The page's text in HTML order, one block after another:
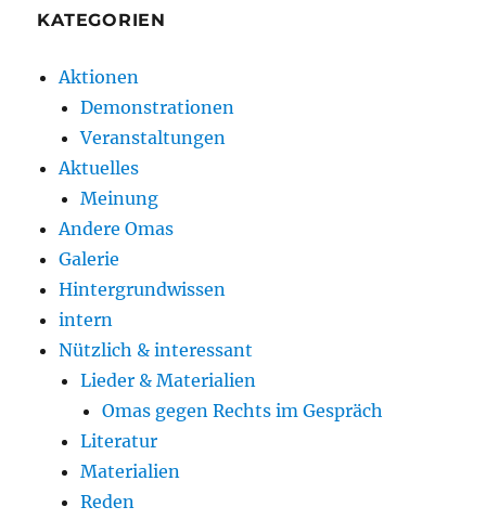
KATEGORIEN
Aktionen
Demonstrationen
Veranstaltungen
Aktuelles
Meinung
Andere Omas
Galerie
Hintergrundwissen
intern
Nützlich & interessant
Lieder & Materialien
Omas gegen Rechts im Gespräch
Literatur
Materialien
Reden